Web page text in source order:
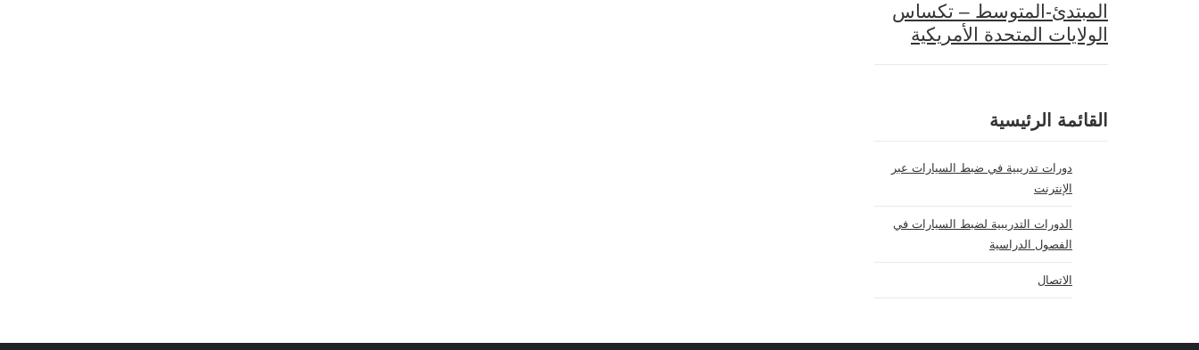
المبتدئ-المتوسط – تكساس
الولايات المتحدة الأمريكية
القائمة الرئيسية
دورات تدريبية في ضبط السيارات عبر
الإنترنت
الدورات التدريبية لضبط السيارات في
الفصول الدراسية
الاتصال